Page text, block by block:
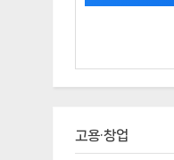
고용·창업